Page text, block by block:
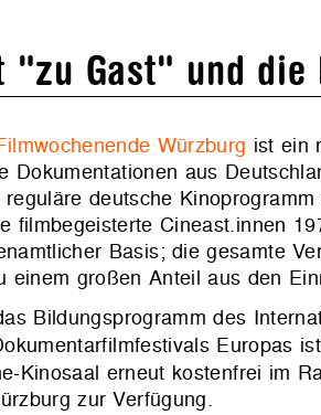
"zu Gast" und
Würzburg ist ein
Dokumentationen aus
deutsche
filmbegeisterte Cineast.innen
Basis; die gesamte
einem großen Anteil aus den
Bildungsprogramm des
Europas
Kinosaal erneut kostenfrei im
zur Verfügung.